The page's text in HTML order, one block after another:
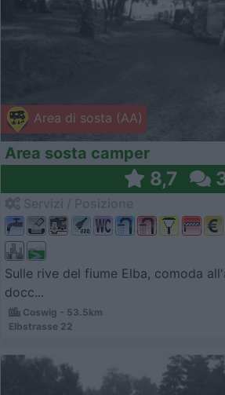
Area di sosta (AA)
Area sosta camper
8,7
Sulle rive del fiume Elba, comoda
docc...
Coswig - 53.5km
Elbstrasse 22